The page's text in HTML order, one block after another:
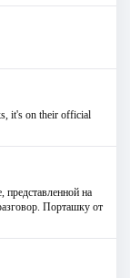
it's on their official
на
Порташку от